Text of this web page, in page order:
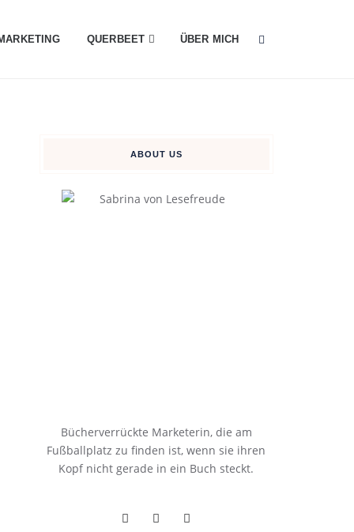
QUERBEET ÜBER MICH
ABOUT US
Bücherverrückte Marketerin, die am
Fußballplatz zu finden ist, wenn sie ihren
Kopf nicht gerade in ein Buch steckt.